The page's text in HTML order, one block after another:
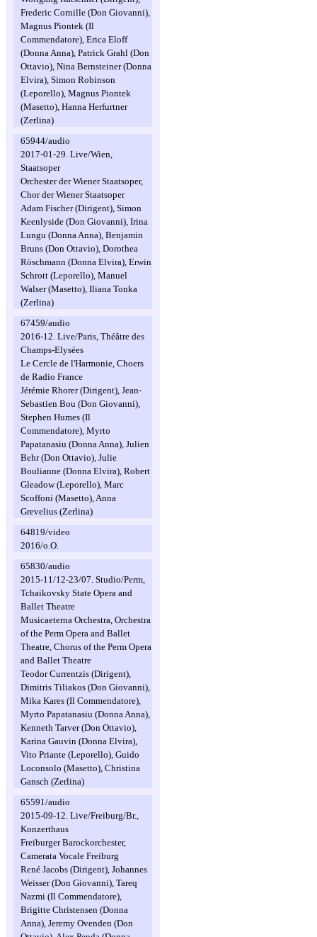
Frederic Cornille (Don Giovanni),
Magnus Piontek (Il
Commendatore), Erica Eloff
(Donna Anna), Patrick Grahl (Don
Ottavio), Nina Bernsteiner (Donna
Elvira), Simon Robinson
(Leporello), Magnus Piontek
(Masetto), Hanna Herfurtner
(Zerlina)
65944/audio
2017-01-29. Live/Wien,
Staatsoper
Orchester der Wiener Staatsoper,
Chor der Wiener Staatsoper
Adam Fischer (Dirigent), Simon
Keenlyside (Don Giovanni), Irina
Lungu (Donna Anna), Benjamin
Bruns (Don Ottavio), Dorothea
Röschmann (Donna Elvira), Erwin
Schrott (Leporello), Manuel
Walser (Masetto), Iliana Tonka
(Zerlina)
67459/audio
2016-12. Live/Paris, Théâtre des
Champs-Elysées
Le Cercle de l'Harmonie, Choers
de Radio France
Jérémie Rhorer (Dirigent), Jean-
Sebastien Bou (Don Giovanni),
Stephen Humes (Il
Commendatore), Myrto
Papatanasiu (Donna Anna), Julien
Behr (Don Ottavio), Julie
Boulianne (Donna Elvira), Robert
Gleadow (Leporello), Marc
Scoffoni (Masetto), Anna
Grevelius (Zerlina)
64819/video
2016/o.O.
65830/audio
2015-11/12-23/07. Studio/Perm,
Tchaikovsky State Opera and
Ballet Theatre
Musicaeterna Orchestra, Orchestra
of the Perm Opera and Ballet
Theatre, Chorus of the Perm Opera
and Ballet Theatre
Teodor Currentzis (Dirigent),
Dimitris Tiliakos (Don Giovanni),
Mika Kares (Il Commendatore),
Myrto Papatanasiu (Donna Anna),
Kenneth Tarver (Don Ottavio),
Karina Gauvin (Donna Elvira),
Vito Priante (Leporello), Guido
Loconsolo (Masetto), Christina
Gansch (Zerlina)
65591/audio
2015-09-12. Live/Freiburg/Br.,
Konzerthaus
Freiburger Barockorchester,
Camerata Vocale Freiburg
René Jacobs (Dirigent), Johannes
Weisser (Don Giovanni), Tareq
Nazmi (Il Commendatore),
Brigitte Christensen (Donna
Anna), Jeremy Ovenden (Don